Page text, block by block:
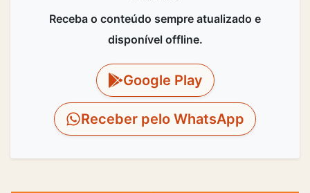
Receba o conteúdo sempre atualizado e
disponível offline.
Google Play
Receber pelo WhatsApp